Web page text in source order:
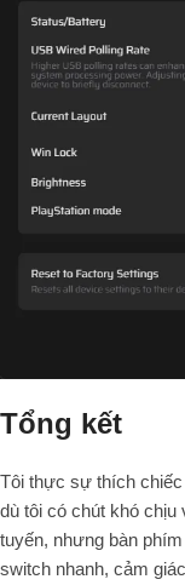
Tổng kết
Tôi thực sự thích chiếc
dù tôi có chút khó
tuyến, nhưng bàn
switch nhanh, cảm